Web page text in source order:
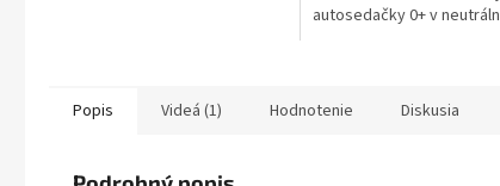
autosedačky 0+ v
Popis Videá (1) Hodnotenie Diskusia